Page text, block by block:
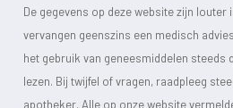
De gegevens op deze website zijn louter
vervangen geenszins een medisch
het gebruik van geneesmiddelen steeds
lezen. Bij twijfel of vragen, raadpleeg
apotheker. Alle op onze website